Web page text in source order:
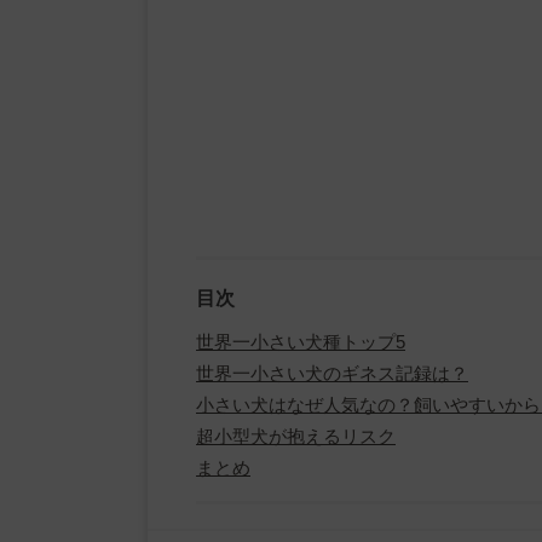
目次
世界一小さい犬種トップ5
世界一小さい犬のギネス記録は？
小さい犬はなぜ人気なの？飼いやすいから
超小型犬が抱えるリスク
まとめ